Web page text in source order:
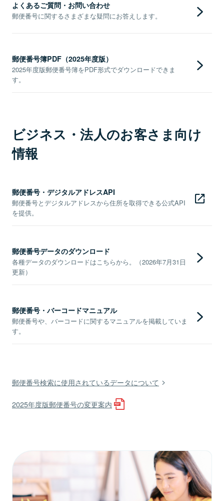
よくあるご質問・お問い合わせ
郵便番号に関するさまざまな疑問にお答えします。
郵便番号簿PDF（2025年度版）
2025年度版郵便番号簿をPDF形式でダウンロードできま
す。
ビジネス・法人のお客さま向け
情報
郵便番号・デジタルアドレスAPI
郵便番号とデジタルアドレスから住所を取得できる公式API
を提供。
郵便番号データのダウンロード
各種データのダウンロードはこちらから。（2026年7月31日
更新）
郵便番号・バーコードマニュアル
郵便番号や、バーコードに関するマニュアルを掲載していま
す。
郵便番号検索に使用されているデータについて
2025年度版郵便番号の変更案内